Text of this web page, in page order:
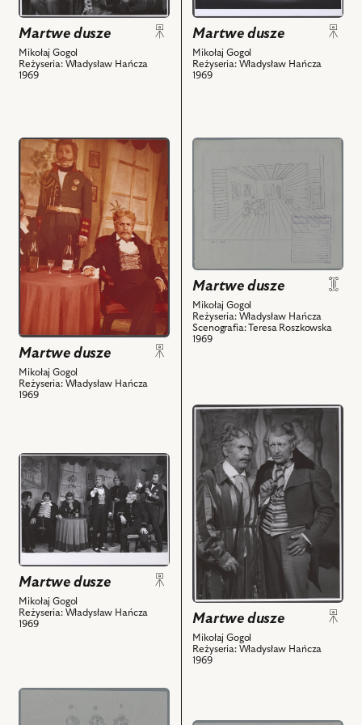
nim
obiektów
zdjęciu:
Wieńczysław
Gliński
-
-
Nozdriew,
Stanisław
Jaśkiewicz
-
Miżujew
i
powiązanych
z
Martwe dusze
Mikołaj Gogol
Reżyseria: Władysław Hańcza
1969
zdjęciu:
Wiktor
Nanowski
-
Pietraszkiewicz
Sobakiewicz,
Tadeusz
Kosudarski
Stanisław
Jasiukiewicz
-
Nozdriew,
Jerzy
Henryk
Bąk
Poczmistrz,
Jerzy
Turek
-
Inspektor
zdrowia
powiązanych
z
nim
obiektów
Martwe dusze
Mikołaj Gogol
Reżyseria: Władysław Hańcza
1969
przejdź
do
obiektu
Martwe
dusze,
Na
zdjęciu:
Jerzy
Kaczmarek
Policmajster,
Marian
Wyrzykowski
-
Maniłow
nim
obiektów
Martwe dusze
Mikołaj Gogol
Reżyseria: Władysław Hańcza
1969
przejdź
obiektu
Martwe
dusze,
i
powiązanych
z
nim
obiektów
Martwe dusze
Mikołaj Gogol
Reżyseria: Władysław Hańcza
Scenografia: Teresa Roszkowska
1969
przejdź
do
obiektu
Martwe
dusze,
Na
zdjęciu:
Marian
Wyrzykowski
Maniłow,
Gliński
-
Cziczikow
Martwe dusze
Mikołaj Gogol
Reżyseria: Władysław Hańcza
1969
przejdź
do
obiektu
Martwe
dusze,
Na
zdjęciu:
Wiktor
Nanowski
-
Pietraszkiewicz
Martwe dusze
Mikołaj Gogol
Reżyseria: Władysław Hańcza
1969
przejdź